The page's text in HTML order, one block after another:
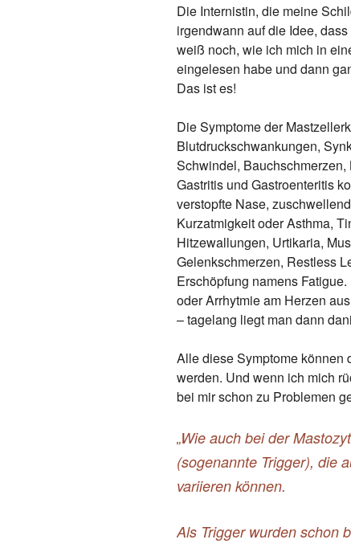
Die Internistin, die meine
irgendwann auf die Idee,
weiß noch, wie ich mich in
eingelesen habe und dann
Das ist es!
Die Symptome der
Blutdruckschwankungen,
Schwindel,
Gastritis und Gastroenteritis
verstopfte Nase,
Kurzatmigkeit oder Asthma,
Hitzewallungen, Urtikaria,
Gelenkschmerzen, Restless
Erschöpfung namens
oder Arrhytmie am Herzen
– tagelang liegt man dann
Alle diese Symptome können
werden. Und wenn ich mich
bei mir schon zu Problemen
„Wie auch bei der
(sogenannte Trigger), die
variieren können.
Als Trigger wurden schon